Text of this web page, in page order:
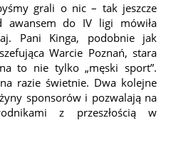
grali o nic – tak jeszcze
awansem do IV ligi mówiła
Pani Kinga, podobnie jak
Warcie Poznań, stara
to nie tylko „męski sport”.
razie świetnie. Dwa kolejne
sponsorów i pozwalają na
z przeszłością w